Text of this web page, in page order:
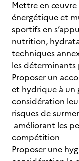
Mettre en œuvre
énergétique et
sportifs en
nutrition,
techniques
les
Proposer un
et hydrique à un
considération
risques de
améliorant les
compétition
Proposer une